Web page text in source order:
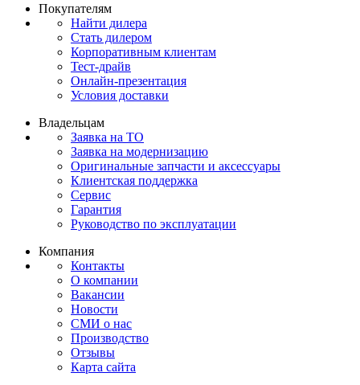
Покупателям
Найти дилера
Стать дилером
Корпоративным клиентам
Тест-драйв
Онлайн-презентация
Условия доставки
Владельцам
Заявка на ТО
Заявка на модернизацию
Оригинальные запчасти и аксессуары
Клиентская поддержка
Сервис
Гарантия
Руководство по эксплуатации
Компания
Контакты
О компании
Вакансии
Новости
СМИ о нас
Производство
Отзывы
Карта сайта